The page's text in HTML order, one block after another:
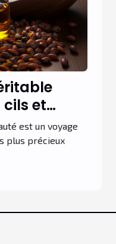
et
est un voyage
plus précieux